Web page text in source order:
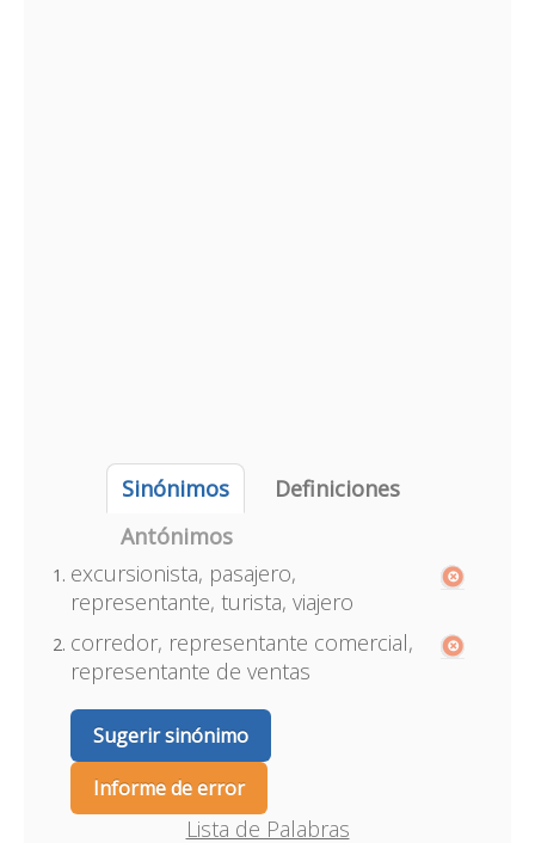
Sinónimos
Definiciones
Antónimos
excursionista, pasajero,
representante, turista, viajero
corredor, representante comercial,
representante de ventas
Sugerir sinónimo
Informe de error
Lista de Palabras